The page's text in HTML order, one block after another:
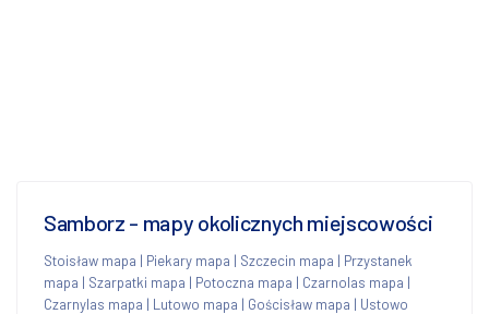
Samborz - mapy okolicznych miejscowości
Stoisław mapa | Piekary mapa | Szczecin mapa | Przystanek
mapa | Szarpatki mapa | Potoczna mapa | Czarnolas mapa |
Czarnylas mapa | Lutowo mapa | Gościsław mapa | Ustowo